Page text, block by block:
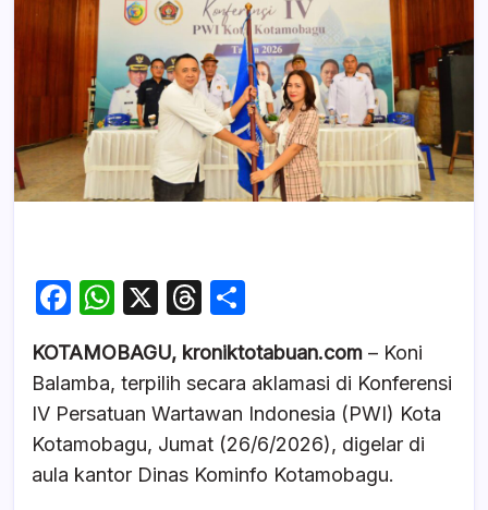
F
c
e
b
o
W
at
s
A
p
X
T
e
a
d
s
ar
e
KOTAMOBAGU, kroniktotabuan.com – Koni
Balamba, terpilih secara aklamasi di Konferensi
IV Persatuan Wartawan Indonesia (PWI) Kota
Kotamobagu, Jumat (26/6/2026), digelar di
aula kantor Dinas Kominfo Kotamobagu.